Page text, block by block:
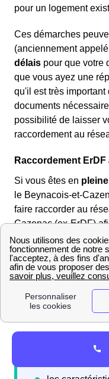
pour un logement
Ces démarches
(anciennement
délais pour que votre
que vous ayez une
qu'il est très
documents
possibilité de laisser
raccordement au
Raccordement
Si vous êtes en
le Beynacois-et-
faire raccorder au
Cazenac (ex-ErDF)
d'électricité auprès
terminés.
Pour cela vous devez
de raccordement en
en constituant un